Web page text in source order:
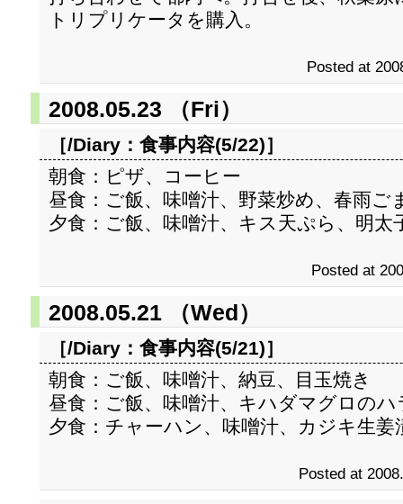
トリプリケータを購入。
Posted at
2008.05.23 （Fri）
［/Diary： 食事内容(5/22)］
朝食：ピザ、コーヒー
昼食：ご飯、味噌汁、野菜炒め、春雨ご
夕食：ご飯、味噌汁、キス天ぷら、明太
Posted at
2008.05.21 （Wed）
［/Diary： 食事内容(5/21)］
朝食：ご飯、味噌汁、納豆、目玉焼き
昼食：ご飯、味噌汁、キハダマグロの
夕食：チャーハン、味噌汁、カジキ生
Posted at